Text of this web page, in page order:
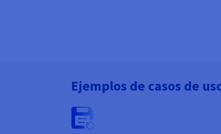
Ejemplos de casos de